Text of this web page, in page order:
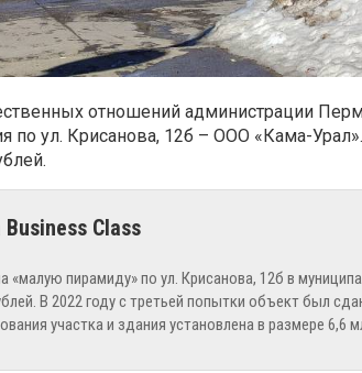
отношений администрации
по ул. Крисанова, 12б – ООО «Кама-
«малую пирамиду» по ул. Крисанова, 12б в
В 2022 году с третьей попытки объект был
участка и здания установлена в размере 6,6